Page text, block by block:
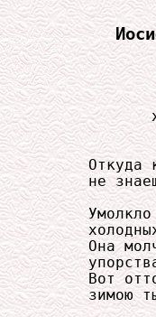
Откуда
не
Она
Вот
зимою